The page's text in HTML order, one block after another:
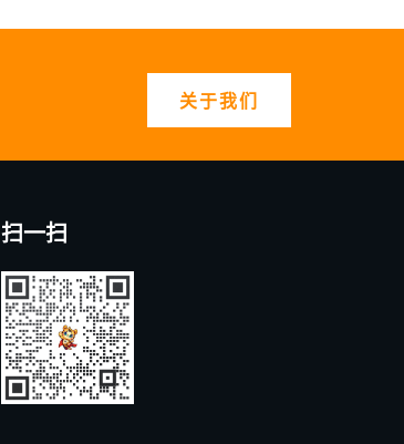
关于我们
扫一扫